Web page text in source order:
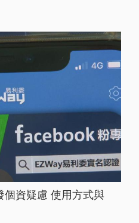
個資疑慮 使用方式與